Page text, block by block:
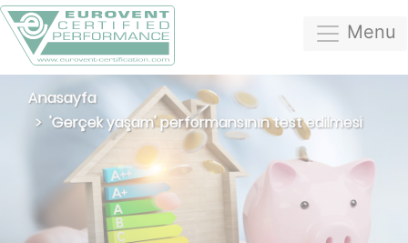
Menu
Anasayfa
'Gerçek yaşam' performansının test edilmesi